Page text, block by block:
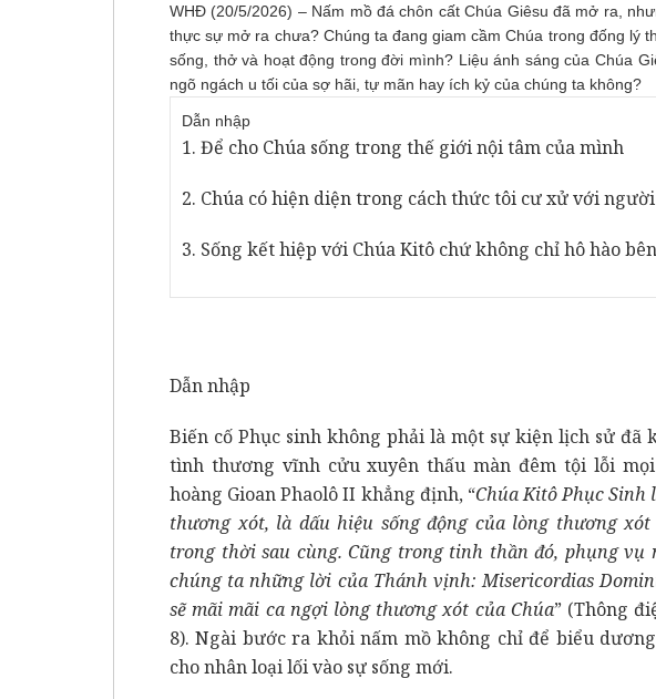
WHĐ (20/5/2026) – Nấm mồ đá chôn cất Chúa Giêsu đã mở ra,
thực sự mở ra chưa? Chúng ta đang giam cầm Chúa trong đống lý
sống, thở và hoạt động trong đời mình? Liệu ánh sáng của Chúa
ngõ ngách u tối của sợ hãi, tự mãn hay ích kỷ của chúng ta không?
Dẫn nhập
1. Để cho Chúa sống trong thế giới nội tâm của mình
2. Chúa có hiện diện trong cách thức tôi cư xử với
3. Sống kết hiệp với Chúa Kitô chứ không chỉ hô hào
Dẫn nhập
Biến cố Phục sinh không phải là một sự kiện lịch sử đã
tình thương vĩnh cửu xuyên thấu màn đêm tội lỗi
hoàng Gioan Phaolô II khẳng định, “Chúa Kitô Phục Sinh
thương xót, là dấu hiệu sống động của lòng thương
trong thời sau cùng. Cũng trong tinh thần đó, phụng vụ
chúng ta những lời của Thánh vịnh: Misericordias
sẽ mãi mãi ca ngợi lòng thương xót của Chúa” (Thông
8). Ngài bước ra khỏi nấm mồ không chỉ để biểu
cho nhân loại lối vào sự sống mới.